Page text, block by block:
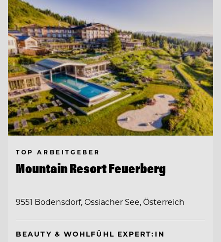
TOP ARBEITGEBER
Mountain Resort Feuerberg
9551 Bodensdorf, Ossiacher See, Österreich
BEAUTY & WOHLFÜHL EXPERT:IN